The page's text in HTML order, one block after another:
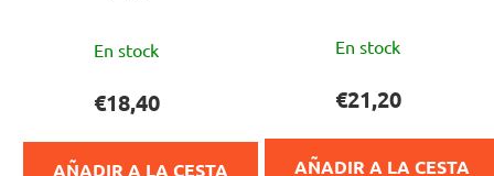
valoración
media
del
En stock
€18,40
AÑADIR A LA CESTA
valoración
media
del
En stock
€21,20
AÑADIR A LA CESTA